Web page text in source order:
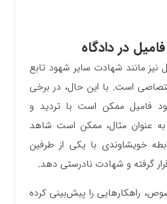
در دادگاه
مانند شهادت سایر شهود تابع
است. با این حال، در برخی
فامیل ممکن است با تردید و
به عنوان مثال، ممکن است شاهد
خویشاوندی با یکی از طرفین
گرفته و شهادت نادرستی دهد.
راهکارهایی را پیش‌بینی کرده